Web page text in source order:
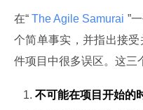
在“ The Agile Samurai ”
个简单事实，并指出接
件项目中很多误区。这三
不可能在项目开始的